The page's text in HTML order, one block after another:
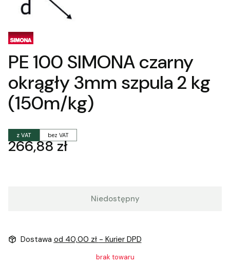
PE 100 SIMONA czarny
okrągły 3mm szpula 2 kg
(150m/kg)
z VAT bez VAT
Cena
266,88 zł
Niedostępny
Dostawa od 40,00 zł - Kurier DPD
brak towaru